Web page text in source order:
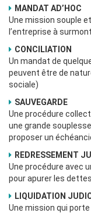
MANDAT AD’HOC
Une mission souple
l’entreprise à
CONCILIATION
Un mandat de
peuvent être de
sociale)
SAUVEGARDE
Une procédure
une grande
proposer un
REDRESSEMENT
Une procédure avec
pour apurer les
LIQUIDATION
Une mission qui